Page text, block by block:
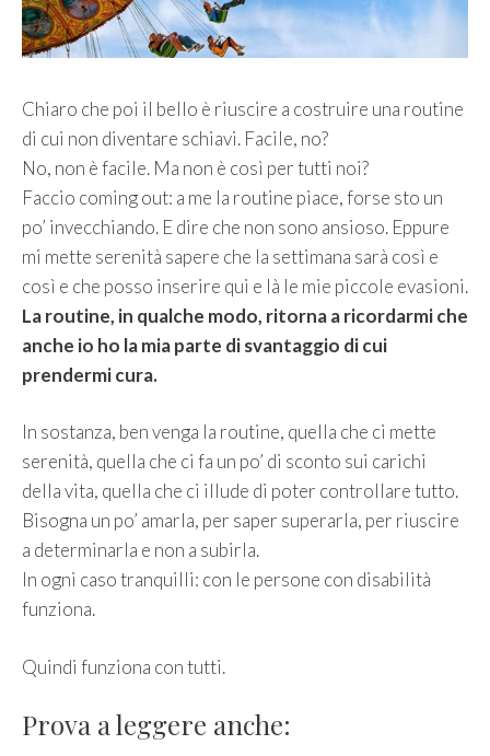
Chiaro che poi il bello è riuscire a costruire una routine
di cui non diventare schiavi. Facile, no?
No, non è facile. Ma non è così per tutti noi?
Faccio coming out: a me la routine piace, forse sto un
po’ invecchiando. E dire che non sono ansioso. Eppure
mi mette serenità sapere che la settimana sarà così e
così e che posso inserire qui e là le mie piccole evasioni.
La routine, in qualche modo, ritorna a ricordarmi che
anche io ho la mia parte di svantaggio di cui
prendermi cura.
In sostanza, ben venga la routine, quella che ci mette
serenità, quella che ci fa un po’ di sconto sui carichi
della vita, quella che ci illude di poter controllare tutto.
Bisogna un po’ amarla, per saper superarla, per riuscire
a determinarla e non a subirla.
In ogni caso tranquilli: con le persone con disabilità
funziona.
Quindi funziona con tutti.
Prova a leggere anche: